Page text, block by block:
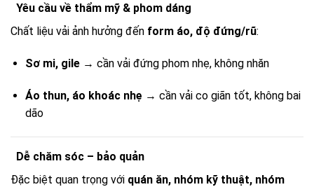
Yêu cầu về thẩm mỹ & phom dáng
Chất liệu vải ảnh hưởng đến form áo, độ đứng/rũ:
Sơ mi, gile→ cần vải đứng phom nhẹ, không nhăn
Áo thun, áo khoác nhẹ → cần vải co giãn tốt, không bai
dão
Dễ chăm sóc – bảo quản
Đặc biệt quan trọng với quán ăn, nhóm kỹ thuật, nhóm